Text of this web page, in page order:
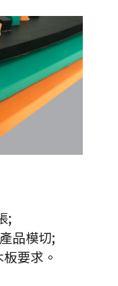
;
品模切;
要求。